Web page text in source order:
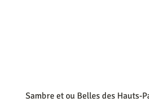
Sambre et ou Belles des Hauts-